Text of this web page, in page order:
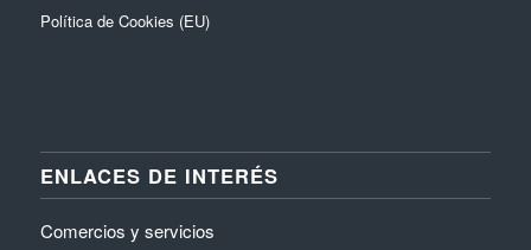
Política de Cookies (EU)
ENLACES DE INTERÉS
Comercios y servicios